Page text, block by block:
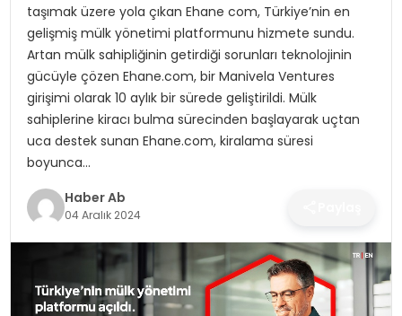
SAĞLIK
MAGAZIN
YAŞAM
taşımak üzere yola çıkan Ehane com, Türkiye’nin en
gelişmiş mülk yönetimi platformunu hizmete sundu.
Artan mülk sahipliğinin getirdiği sorunları teknolojinin
gücüyle çözen Ehane.com, bir Manivela Ventures
girişimi olarak 10 aylık bir sürede geliştirildi. Mülk
sahiplerine kiracı bulma sürecinden başlayarak uçtan
uca destek sunan Ehane.com, kiralama süresi
boyunca…
Haber Ab
04 Aralık 2024